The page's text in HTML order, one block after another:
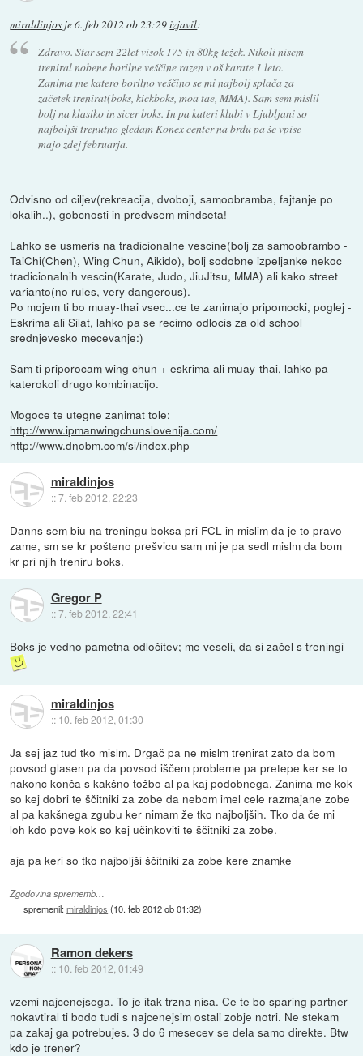
miraldinjos je6. feb 2012 ob 23:29izjavil:
Zdravo. Star sem 22let visok 175 in 80kg težek. Nikoli nisem
treniral nobene borilne veščine razen v oš karate 1 leto.
Zanima me katero borilno veščino se mi najbolj splača za
začetek trenirat(boks, kickboks, moa tae, MMA). Sam sem mislil
bolj na klasiko in sicer boks. In pa kateri klubi v Ljubljani so
najboljši trenutno gledam Konex center na brdu pa še vpise
majo zdej februarja.
Odvisno od ciljev(rekreacija, dvoboji, samoobramba, fajtanje po
lokalih..), gobcnosti in predvsem mindseta!
Lahko se usmeris na tradicionalne vescine(bolj za samoobrambo -
TaiChi(Chen), Wing Chun, Aikido), bolj sodobne izpeljanke nekoc
tradicionalnih vescin(Karate, Judo, JiuJitsu, MMA) ali kako street
varianto(no rules, very dangerous).
Po mojem ti bo muay-thai vsec...ce te zanimajo pripomocki, poglej -
Eskrima ali Silat, lahko pa se recimo odlocis za old school
srednjevesko mecevanje:)
Sam ti priporocam wing chun + eskrima ali muay-thai, lahko pa
katerokoli drugo kombinacijo.
Mogoce te utegne zanimat tole:
http://www.ipmanwingchunslovenija.com/
http://www.dnobm.com/si/index.php
miraldinjos
::7. feb 2012, 22:23
Danns sem biu na treningu boksa pri FCL in mislim da je to pravo
zame, sm se kr pošteno prešvicu sam mi je pa sedl mislm da bom
kr pri njih treniru boks.
Gregor P
::7. feb 2012, 22:41
Boks je vedno pametna odločitev; me veseli, da si začel s treningi
miraldinjos
:: 10. feb 2012, 01:30
Ja sej jaz tud tko mislm. Drgač pa ne mislm trenirat zato da bom
povsod glasen pa da povsod iščem probleme pa pretepe ker se to
nakonc konča s kakšno tožbo al pa kaj podobnega. Zanima me kok
so kej dobri te ščitniki za zobe da nebom imel cele razmajane zobe
al pa kakšnega zgubu ker nimam že tko najboljših. Tko da če mi
loh kdo pove kok so kej učinkoviti te ščitniki za zobe.
aja pa keri so tko najboljši ščitniki za zobe kere znamke
Zgodovina sprememb…
spremenil:miraldinjos (10. feb 2012 ob 01:32)
Ramon dekers
:: 10. feb 2012, 01:49
vzemi najcenejsega. To je itak trzna nisa. Ce te bo sparing partner
nokavtiral ti bodo tudi s najcenejsim ostali zobje notri. Ne stekam
pa zakaj ga potrebujes. 3 do 6 mesecev se dela samo direkte. Btw
kdo je trener?